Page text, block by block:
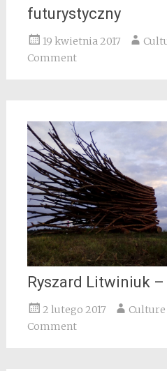
futurystyczny
19 kwietnia 2017
Comment
Ryszard Litwiniuk
2 lutego 2017 Culture
Comment